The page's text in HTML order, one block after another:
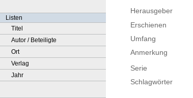
Listen
Titel
Autor / Beteiligte
Ort
Verlag
Jahr
Herausgeber
Erschienen
Umfang
Anmerkung
Serie
Schlagwörter